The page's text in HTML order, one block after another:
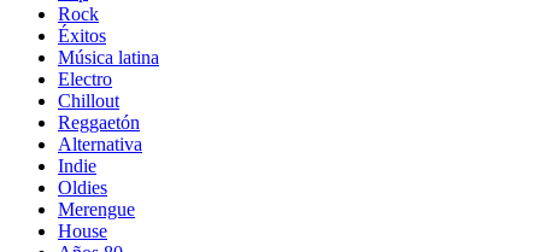
Rock
Éxitos
Música latina
Electro
Chillout
Reggaetón
Alternativa
Indie
Oldies
Merengue
House